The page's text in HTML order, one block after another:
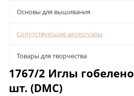
Основы для вышивания
Сопутствующие аксессуары
Товары для творчества
1767/2 Иглы
шт. (DMC)